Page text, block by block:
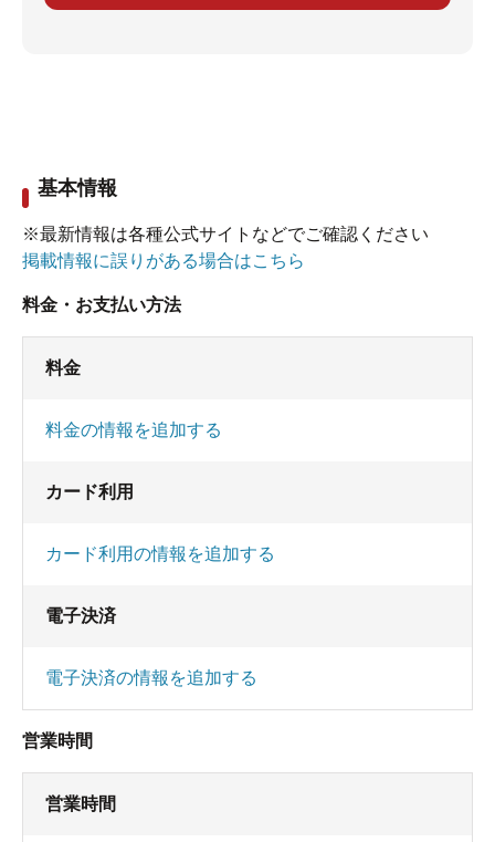
基本情報
※最新情報は各種公式サイトなどでご確認ください
掲載情報に誤りがある場合はこちら
料金・お支払い方法
料金
料金の情報を追加する
カード利用
カード利用の情報を追加する
電子決済
電子決済の情報を追加する
営業時間
営業時間